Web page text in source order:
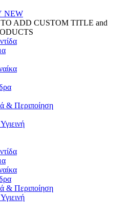
NEW
ADD CUSTOM TITLE and
& Περιποίηση
& Περιποίηση